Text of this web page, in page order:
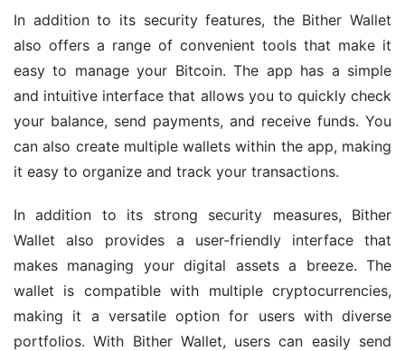
In addition to its security features, the Bither Wallet
also offers a range of convenient tools that make it
easy to manage your Bitcoin. The app has a simple
and intuitive interface that allows you to quickly check
your balance, send payments, and receive funds. You
can also create multiple wallets within the app, making
it easy to organize and track your transactions.
In addition to its strong security measures, Bither
Wallet also provides a user-friendly interface that
makes managing your digital assets a breeze. The
wallet is compatible with multiple cryptocurrencies,
making it a versatile option for users with diverse
portfolios. With Bither Wallet, users can easily send